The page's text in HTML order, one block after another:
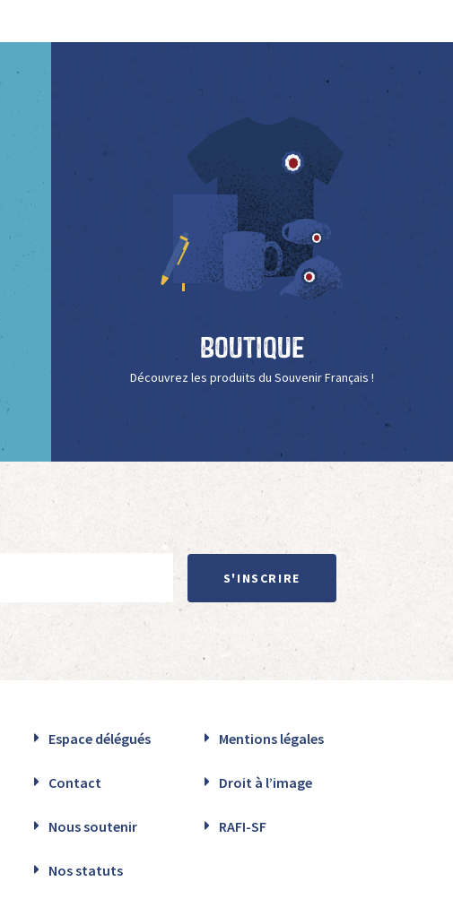
Boutique
Découvrez les produits du Souvenir Français !
S'INSCRIRE
Espace délégués Mentions légales
Contact Droit à l’image
Nous soutenir RAFI-SF
Nos statuts